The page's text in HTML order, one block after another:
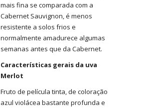
mais fina se comparada com a
Cabernet Sauvignon, é menos
resistente a solos frios e
normalmente amadurece algumas
semanas antes que da Cabernet.
Características gerais da uva
Merlot
Fruto de película tinta, de coloração
azul violácea bastante profunda e